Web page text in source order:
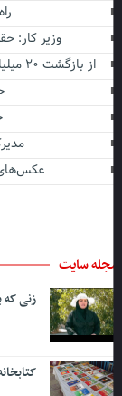
وزیر کار:
از بازگشت ۲۰ میلیارد یورو تا برخورد با شبکه کارت‌های بازرگانی اجاره‌ای
عکس‌های
سایت
زنی که